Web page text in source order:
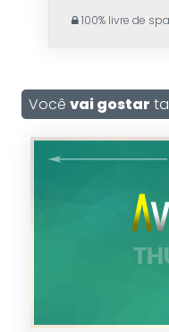
100% livre de
Você vai gostar